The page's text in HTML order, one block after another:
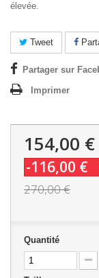
élevée.
Tweet
Partager sur
Imprimer
154,00 €
-116,00 €
270,00 €
Quantité